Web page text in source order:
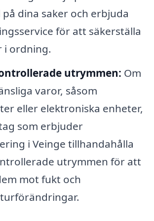
på dina saker och erbjuda
för att säkerställa
i ordning.
utrymmen: Om
varor, såsom
eller elektroniska enheter,
som erbjuder
i Veinge tillhandahålla
utrymmen för att
mot fukt och